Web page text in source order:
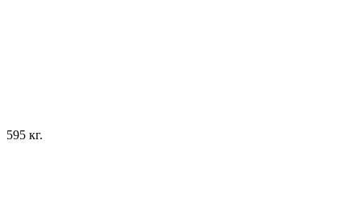
595 кг.